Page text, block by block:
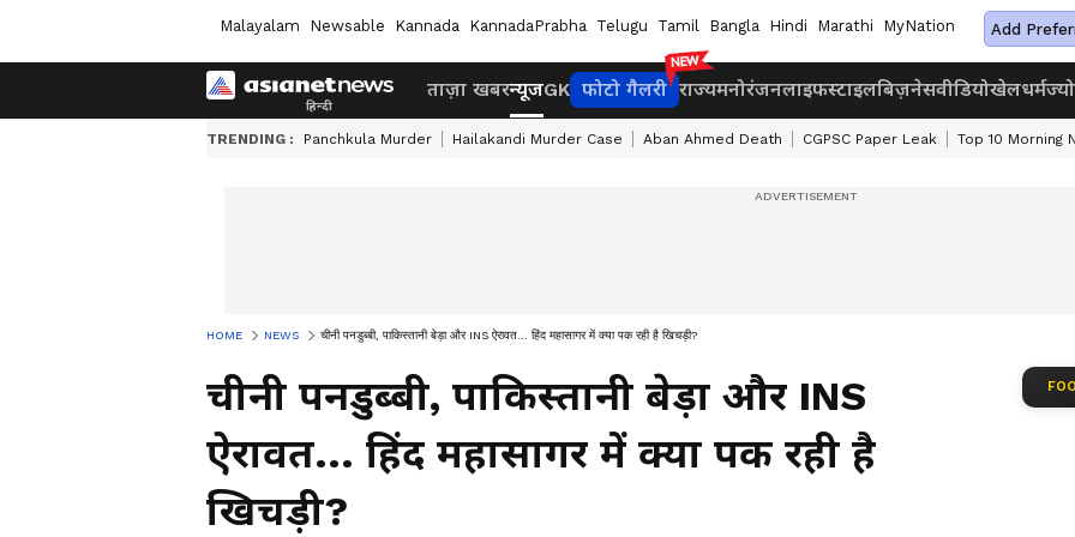
Malayalam Newsable Kannada KannadaPrabha Telugu Tamil Bangla Hindi Marathi MyNation Add
ताज़ा खबरन्यूजGK फोटो गैलरी राज्यमनोरंजनलाइफस्टाइलबिज़नेसवीडियोखेलधर्म
TRENDING : Panchkula Murder Hailakandi Murder Case Aban Ahmed Death CGPSC Paper Leak Top 10 Morning
HOME NEWS चीनी पनडुब्बी, पाकिस्तानी बेड़ा और INS ऐरावत... हिंद महासागर में क्या पक रही है खिचड़ी?
चीनी पनडुब्बी, पाकिस्तानी बेड़ा और INS
ऐरावत... हिंद महासागर में क्या पक रही है
खिचड़ी?